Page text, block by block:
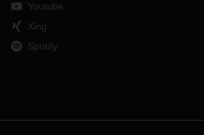
Youtube
Xing
Spotify